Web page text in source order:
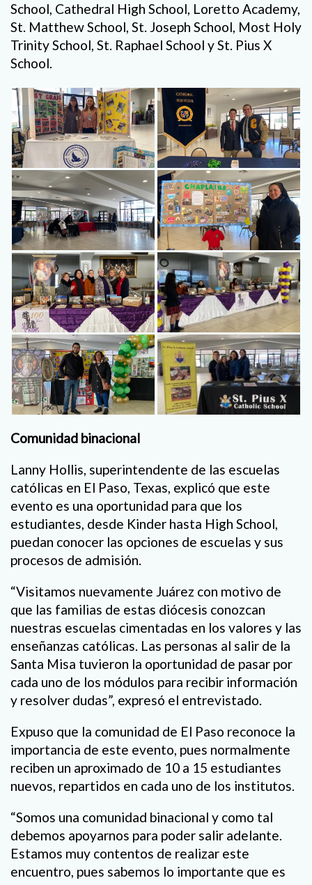
School, Cathedral High School, Loretto Academy,
St. Matthew School, St. Joseph School, Most Holy
Trinity School, St. Raphael School y St. Pius X
School.
Comunidad binacional
Lanny Hollis, superintendente de las escuelas
católicas en El Paso, Texas, explicó que este
evento es una oportunidad para que los
estudiantes, desde Kinder hasta High School,
puedan conocer las opciones de escuelas y sus
procesos de admisión.
“Visitamos nuevamente Juárez con motivo de
que las familias de estas diócesis conozcan
nuestras escuelas cimentadas en los valores y las
enseñanzas católicas. Las personas al salir de la
Santa Misa tuvieron la oportunidad de pasar por
cada uno de los módulos para recibir información
y resolver dudas”, expresó el entrevistado.
Expuso que la comunidad de El Paso reconoce la
importancia de este evento, pues normalmente
reciben un aproximado de 10 a 15 estudiantes
nuevos, repartidos en cada uno de los institutos.
“Somos una comunidad binacional y como tal
debemos apoyarnos para poder salir adelante.
Estamos muy contentos de realizar este
encuentro, pues sabemos lo importante que es